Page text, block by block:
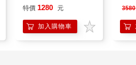
組 Dawn of Palpagos
特價 1280 元
加入購物車
珠
3580